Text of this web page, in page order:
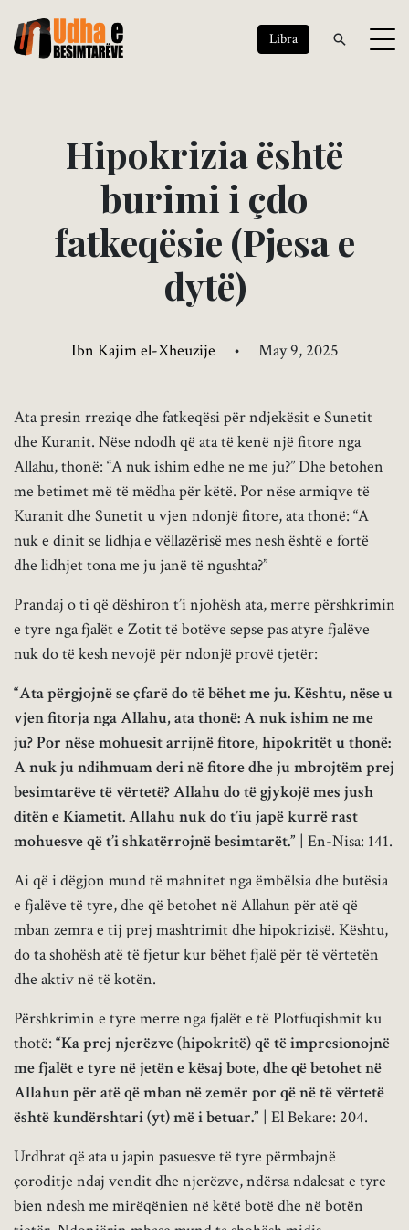
Libra
Hipokriziaështë
burimi i çdo
fatkeqësie (Pjesae
dytë)
Ibn Kajim el-Xheuzije • May 9, 2025
Ata presin rreziqe dhe fatkeqësi për ndjekësit e Sunetit
dhe Kuranit. Nëse ndodh që ata të kenë një fitore nga
Allahu, thonë: “A nuk ishim edhe ne me ju?” Dhe betohen
me betimet më të mëdha për këtë. Por nëse armiqve të
Kuranit dhe Sunetit u vjen ndonjë fitore, ata thonë: “A
nuk e dinit se lidhja e vëllazërisë mes nesh është e fortë
dhe lidhjet tona me ju janë të ngushta?”
Prandaj o ti që dëshiron t’i njohësh ata, merre përshkrimin
e tyre nga fjalët e Zotit të botëve sepse pas atyre fjalëve
nuk do të kesh nevojë për ndonjë provë tjetër:
“Ata përgjojnë se çfarë do të bëhet me ju. Kështu, nëse u
vjen fitorja nga Allahu, ata thonë: A nuk ishim ne me
ju? Por nëse mohuesit arrijnë fitore, hipokritët u thonë:
A nuk ju ndihmuam deri në fitore dhe ju mbrojtëm prej
besimtarëve të vërtetë? Allahu do të gjykojë mes jush
ditën e Kiametit. Allahu nuk do t’iu japë kurrë rast
mohuesve që t’i shkatërrojnë besimtarët.” | En-Nisa: 141.
Ai që i dëgjon mund të mahnitet nga ëmbëlsia dhe butësia
e fjalëve të tyre, dhe që betohet në Allahun për atë që
mban zemra e tij prej mashtrimit dhe hipokrizisë. Kështu,
do ta shohësh atë të fjetur kur bëhet fjalë për të vërtetën
dhe aktiv në të kotën.
Përshkrimin e tyre merre nga fjalët e të Plotfuqishmit ku
thotë: “Ka prej njerëzve (hipokritë) që të impresionojnë
me fjalët e tyre në jetën e kësaj bote, dhe që betohet në
Allahun për atë që mban në zemër por që në të vërtetë
është kundërshtari (yt) më i betuar.” | El Bekare: 204.
Urdhrat që ata u japin pasuesve të tyre përmbajnë
çoroditje ndaj vendit dhe njerëzve, ndërsa ndalesat e tyre
bien ndesh me mirëqënien në këtë botë dhe në botën